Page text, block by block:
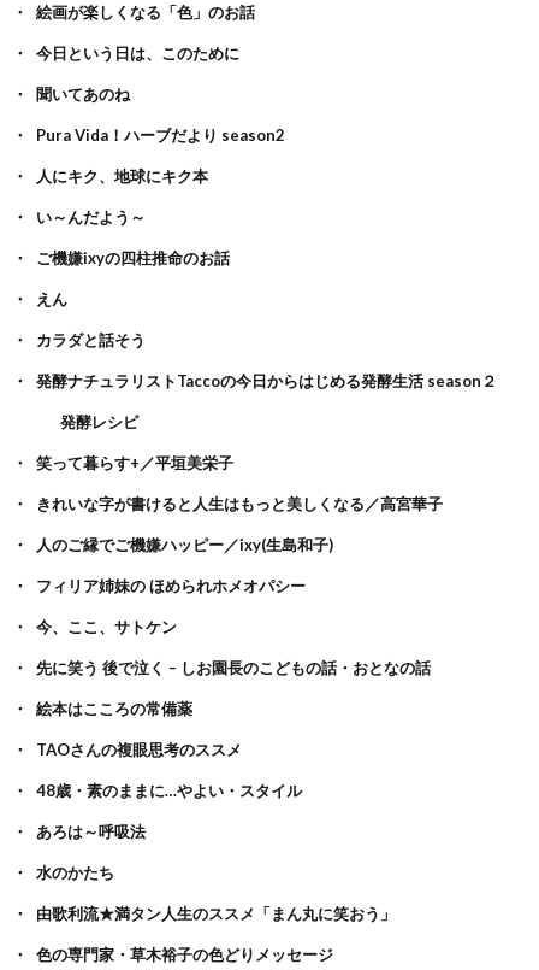
絵画が楽しくなる「色」のお話
今日という日は、このために
聞いてあのね
Pura Vida！ハーブだより season2
人にキク、地球にキク本
い～んだよう～
ご機嫌ixyの四柱推命のお話
えん
カラダと話そう
発酵ナチュラリストTaccoの今日からはじめる発酵生活 season２
発酵レシピ
笑って暮らす+／平垣美栄子
きれいな字が書けると人生はもっと美しくなる／高宮華子
人のご縁でご機嫌ハッピー／ixy(生島和子)
フィリア姉妹の ほめられホメオパシー
今、ここ、サトケン
先に笑う 後で泣く – しお園長のこどもの話・おとなの話
絵本はこころの常備薬
TAOさんの複眼思考のススメ
48歳・素のままに…やよい・スタイル
あろは～呼吸法
水のかたち
由歌利流★満タン人生のススメ「まん丸に笑おう」
色の専門家・草木裕子の色どりメッセージ